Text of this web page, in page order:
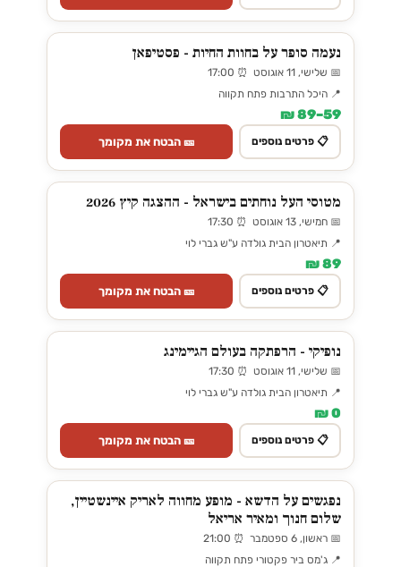
נעמה סופר על בחוות החיות - פסטיפאן
📅 שלישי, 11 אוגוסט ⏰ 17:00
📍 היכל התרבות פתח תקווה
59–89 ₪
📋 פרטים נוספים 🎫 הבטח את מקומך
מטוסי העל נוחתים בישראל - ההצגה קיץ 2026
📅 חמישי, 13 אוגוסט ⏰ 17:30
📍 תיאטרון הבית גולדה ע"ש גברי לוי
89 ₪
📋 פרטים נוספים 🎫 הבטח את מקומך
נופיקי - הרפתקה בעולם הגיימינג
📅 שלישי, 11 אוגוסט ⏰ 17:30
📍 תיאטרון הבית גולדה ע"ש גברי לוי
0 ₪
📋 פרטים נוספים 🎫 הבטח את מקומך
נפגשים על הדשא - מופע מחווה לאריק איינשטיין,
שלום חנוך ומאיר אריאל
📅 ראשון, 6 ספטמבר ⏰ 21:00
📍 ג'מס ביר פקטורי פתח תקווה